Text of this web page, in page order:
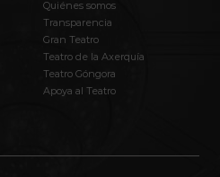
Quiénes somos
Transparencia
Gran Teatro
Teatro de la Axerquía
Teatro Góngora
Apoya al Teatro